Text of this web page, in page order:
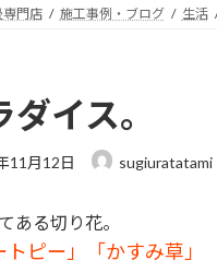
専門店 施工事例・ブログ 生活
イス。
11月12日 sugiuratatami
ある切り花。
ピー」「かすみ草」